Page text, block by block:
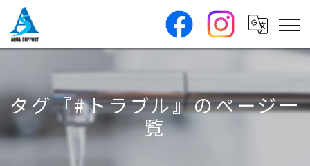
タグ『#トラブル』のページ一
覧